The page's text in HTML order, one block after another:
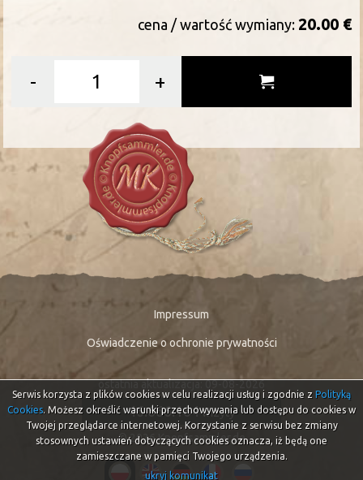
cena / wartość wymiany: 20.00 €
- +
Impressum
Oświadczenie o ochronie prywatności
ostatnia aktualizacja: 09-08-2026
46.666.164wizyty
© 2026 Knopfsammler.de
Serwis korzysta z plików cookies w celu realizacji usług i zgodnie z Polityką
Cookies. Możesz określić warunki przechowywania lub dostępu do cookies w
Twojej przeglądarce internetowej. Korzystanie z serwisu bez zmiany
stosownych ustawień dotyczących cookies oznacza, iż będą one
zamieszczane w pamięci Twojego urządzenia.
ukryj komunikat